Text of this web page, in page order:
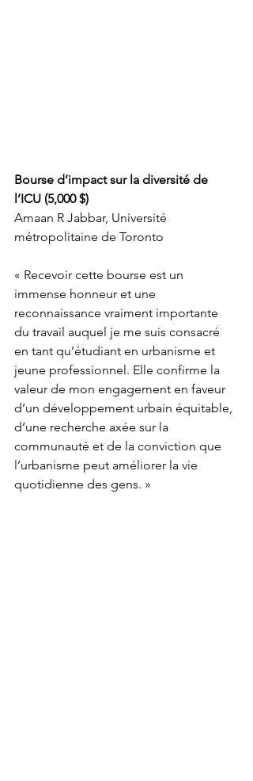
Bourse d’impact sur la diversité de
l’ICU (5,000 $)
Amaan R Jabbar, Université
métropolitaine de Toronto
« Recevoir cette bourse est un
immense honneur et une
reconnaissance vraiment importante
du travail auquel je me suis consacré
en tant qu’étudiant en urbanisme et
jeune professionnel. Elle confirme la
valeur de mon engagement en faveur
d’un développement urbain équitable,
d’une recherche axée sur la
communauté et de la conviction que
l’urbanisme peut améliorer la vie
quotidienne des gens. »